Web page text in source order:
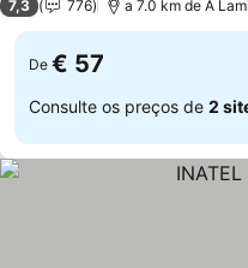
7,3 776 a 7.0 km de A
De € 57
Consulte os preços de 2